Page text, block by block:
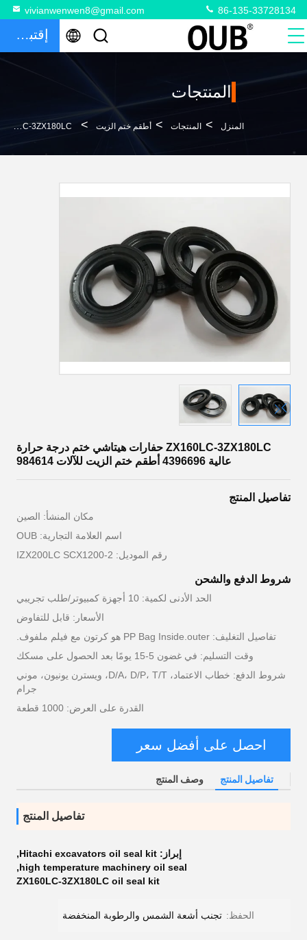
vivianwenwen8@gmail.com 86-135-33728134
إقتباس
المنتجات
المنزل > المنتجات > أطقم ختم الزيت > ZX160LC-3ZX180LC حفارات هيتاشي ختم درجة حرارة عالية 4396696 أطقم ختم الزيت للآلات 984614
ZX160LC-3ZX180LC حفارات هيتاشي ختم درجة حرارة
عالية 4396696 أطقم ختم الزيت للآلات 984614
تفاصيل المنتج
مكان المنشأ: الصين
اسم العلامة التجارية: OUB
رقم الموديل: IZX200LC SCX1200-2
شروط الدفع والشحن
الحد الأدنى لكمية: 10 أجهزة كمبيوتر/طلب تجريبي
الأسعار: قابل للتفاوض
تفاصيل التغليف: PP Bag Inside.outer هو كرتون مع فيلم ملفوف.
وقت التسليم: في غضون 5-15 يومًا بعد الحصول على مسكك
شروط الدفع: خطاب الاعتماد، D/A، D/P، T/T، ويسترن يونيون، موني
جرام
القدرة على العرض: 1000 قطعة
احصل على أفضل سعر
تفاصيل المنتج وصف المنتج
تفاصيل المنتج
إبراز: Hitachi excavators oil seal kit
,
high temperature machinery oil seal
,
ZX160LC-3ZX180LC oil seal kit
الحفظ: تجنب أشعة الشمس والرطوبة المنخفضة